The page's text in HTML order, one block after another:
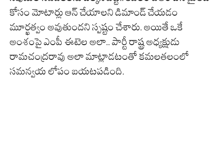
కోసం మోటార్లు ఆన్ చేయాలని డిమాండ్ చేయడం
మూర్ఖత్వం అవుతుందని స్పష్టం చేశారు. అయితే ఒకే
అంశంపై ఎంపీ ఈటెల అలా.. పార్టీ రాష్ట్ర అధ్యక్షుడు
రామచంద్రరావు అలా మాట్లాడటంతో కమలతలంలో
సమన్వయ లోపం బయటపడింది.